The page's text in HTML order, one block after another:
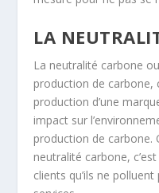
LA
La neutralité carbone
production de carbone,
production d’une
impact sur
production de carbone.
neutralité carbone,
clients qu’ils ne